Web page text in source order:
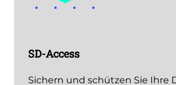
SD-Access
Sichern und schützen Sie Ihre